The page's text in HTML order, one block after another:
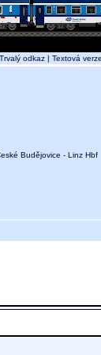
Trvalý odkaz | Textová verze
Budějovice - Linz Hbf